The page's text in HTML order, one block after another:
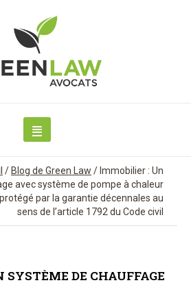
/ Blog de Green Law / Immobilier : Un
avec système de pompe à chaleur
par la garantie décennales au
sens de l’article 1792 du Code civil
DE CHAUFFAGE